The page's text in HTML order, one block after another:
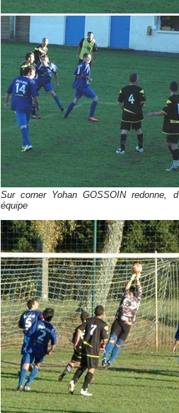
Sur corner Yohan GOSSOIN redonne,
équipe